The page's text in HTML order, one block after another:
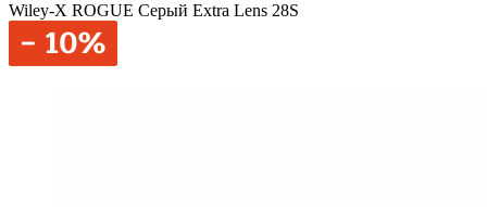
Wiley-X ROGUE Серый Extra Lens 28S